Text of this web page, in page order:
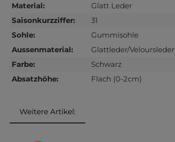
Material:
Glatt Leder
Saisonkurzziffer:
31
Sohle:
Gummisohle
Aussenmaterial:
Glattleder/Veloursleder
Farbe:
Schwarz
Absatzhöhe:
Flach (0-2cm)
Weitere Artikel: